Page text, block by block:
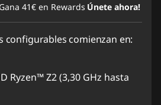
Gana 41€ en Rewards Únete ahora!
configurables comienzan en:
Ryzen™ Z2 (3,30 GHz hasta